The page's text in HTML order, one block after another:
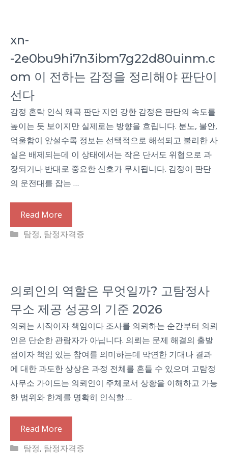
xn-
-2e0bu9hi7n3ibm7g22d80uinm.c
om 이 전하는 감정을 정리해야 판단이
선다
감정 혼탁 인식 왜곡 판단 지연 강한 감정은 판단의 속도를
높이는 듯 보이지만 실제로는 방향을 흐립니다. 분노, 불안,
억울함이 앞설수록 정보는 선택적으로 해석되고 불리한 사
실은 배제되는데 이 상태에서는 작은 단서도 위협으로 과
장되거나 반대로 중요한 신호가 무시됩니다. 감정이 판단
의 운전대를 잡는 …
Read More
Categories
탐정, 탐정자격증
의뢰인의 역할은 무엇일까? 고탐정사
무소 제공 성공의 기준 2026
의뢰는 시작이자 책임이다 조사를 의뢰하는 순간부터 의뢰
인은 단순한 관람자가 아닙니다. 의뢰는 문제 해결의 출발
점이자 책임 있는 참여를 의미하는데 막연한 기대나 결과
에 대한 과도한 상상은 과정 전체를 흔들 수 있으며 고탐정
사무소 가이드는 의뢰인이 주체로서 상황을 이해하고 가능
한 범위와 한계를 명확히 인식할 …
Read More
Categories
탐정, 탐정자격증